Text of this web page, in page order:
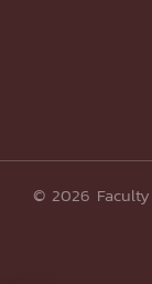
© 2026